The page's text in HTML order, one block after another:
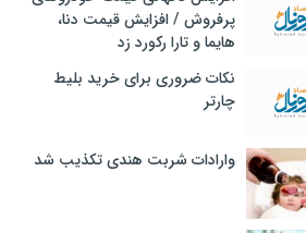
پرفروش / افزایش قیمت دنا،
هایما و تارا رکورد زد
نکات ضروری برای خرید بلیط
چارتر
وارادات شربت هندی تکذیب شد